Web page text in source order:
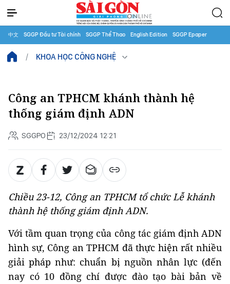
中文 SGGP Đầu tư Tài chính SGGP Thể Thao English Edition SGGP Epaper
KHOA HỌC CÔNG NGHỆ
Công an TPHCM khánh thành hệ
thống giám định ADN
SGGPO 23/12/2024 12:21
Chiều 23-12, Công an TPHCM tổ chức Lễ khánh
thành hệ thống giám định ADN.
Với tầm quan trọng của công tác giám định ADN
hình sự, Công an TPHCM đã thực hiện rất nhiều
giải pháp như: chuẩn bị nguồn nhân lực (đến
nay có 10 đồng chí được đào tạo bài bản về